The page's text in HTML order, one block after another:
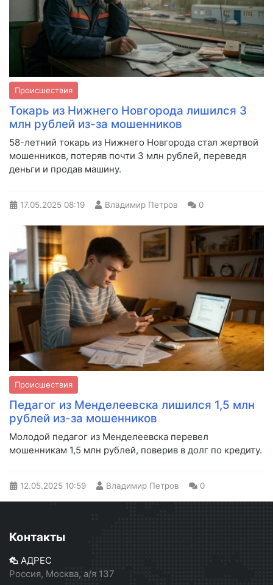
Происшествия
Токарь из Нижнего Новгорода лишился 3
млн рублей из-за мошенников
58-летний токарь из Нижнего Новгорода стал жертвой
мошенников, потеряв почти 3 млн рублей, переведя
деньги и продав машину.
17.05.2025 08:19 Владимир Петров 0
Происшествия
Педагог из Менделеевска лишился 1,5 млн
рублей из-за мошенников
Молодой педагог из Менделеевска перевел
мошенникам 1,5 млн рублей, поверив в долг по кредиту.
12.05.2025 10:59 Владимир Петров 0
Контакты
АДРЕС
Россия, Москва, а/я 137